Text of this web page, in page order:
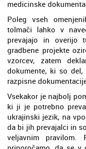
medicinske
Poleg vseh
tolmači lahko v
prevajajo in overijo
gradbene projekte
vzorcev, zatem
dokumente, ki so
razpisne
Vsekakor je najbolj
ki ji je potrebno
ukrajinski jezik, na
da bi jih prevajalci in
veljavnim